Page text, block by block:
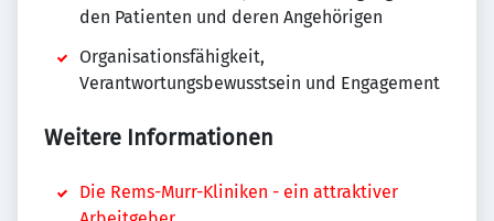
den Patienten und deren Angehörigen
Organisationsfähigkeit,
Verantwortungsbewusstsein und Engagement
Weitere Informationen
Die Rems-Murr-Kliniken - ein attraktiver